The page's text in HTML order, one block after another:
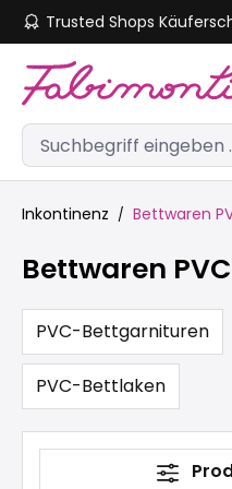
Zum Hauptinhalt springen
Trusted Shops
Inkontinenz Bettwaren
Bettwaren PVC
PVC-Bettgarnituren
PVC-Bettlaken